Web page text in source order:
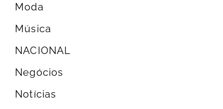
Moda
Música
NACIONAL
Negócios
Notícias